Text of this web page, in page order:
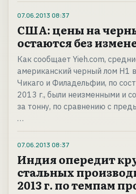
07.06.2013 08:37
США: цены на
остаются без
Как сообщает Yieh.com,
американский черный лом H1
Чикаго и Филадельфии, по
2013 г., были неизменными и
за тонну, по сравнению с
…
07.06.2013 08:37
Индия опередит
стальных
2013 г. по темпам